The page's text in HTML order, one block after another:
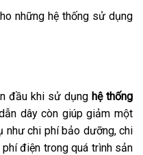
những hệ thống sử dụng
đầu khi sử dụng hệ thống
dây còn giúp giảm một
như chi phí bảo dưỡng, chi
điện trong quá trình sản